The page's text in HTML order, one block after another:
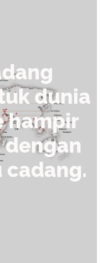
dunia
hampir
dengan
cadang.